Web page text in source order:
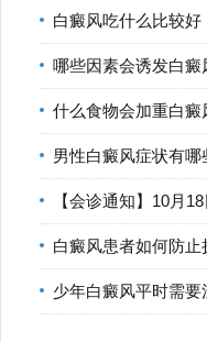
白癜风吃什么比较好
哪些因素会诱发白癜
什么食物会加重白癜
男性白癜风症状有哪
【会诊通知】10月18日
白癜风患者如何防止
少年白癜风平时需要